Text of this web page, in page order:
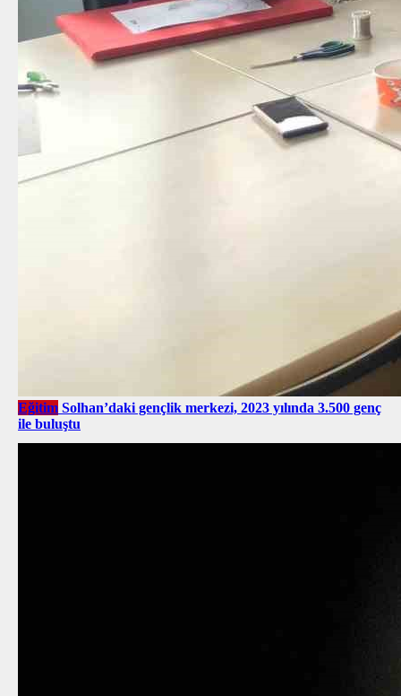
Eğitim Solhan’daki gençlik merkezi, 2023 yılında 3.500 genç
ile buluştu